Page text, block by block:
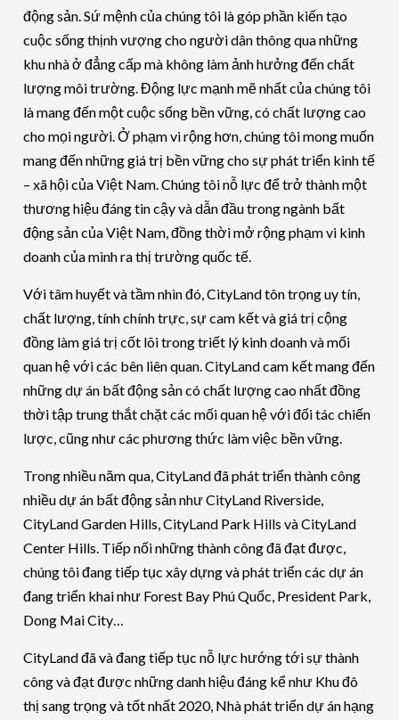
động sản. Sứ mệnh của chúng tôi là góp phần kiến tạo
cuộc sống thịnh vượng cho người dân thông qua những
khu nhà ở đẳng cấp mà không làm ảnh hưởng đến chất
lượng môi trường. Động lực mạnh mẽ nhất của chúng tôi
là mang đến một cuộc sống bền vững, có chất lượng cao
cho mọi người. Ở phạm vi rộng hơn, chúng tôi mong muốn
mang đến những giá trị bền vững cho sự phát triển kinh tế
– xã hội của Việt Nam. Chúng tôi nỗ lực để trở thành một
thương hiệu đáng tin cậy và dẫn đầu trong ngành bất
động sản của Việt Nam, đồng thời mở rộng phạm vi kinh
doanh của mình ra thị trường quốc tế.
Với tâm huyết và tầm nhìn đó, CityLand tôn trọng uy tín,
chất lượng, tính chính trực, sự cam kết và giá trị cộng
đồng làm giá trị cốt lõi trong triết lý kinh doanh và mối
quan hệ với các bên liên quan. CityLand cam kết mang đến
những dự án bất động sản có chất lượng cao nhất đồng
thời tập trung thắt chặt các mối quan hệ với đối tác chiến
lược, cũng như các phương thức làm việc bền vững.
Trong nhiều năm qua, CityLand đã phát triển thành công
nhiều dự án bất động sản như CityLand Riverside,
CityLand Garden Hills, CityLand Park Hills và CityLand
Center Hills. Tiếp nối những thành công đã đạt được,
chúng tôi đang tiếp tục xây dựng và phát triển các dự án
đang triển khai như Forest Bay Phú Quốc, President Park,
Dong Mai City…
CityLand đã và đang tiếp tục nỗ lực hướng tới sự thành
công và đạt được những danh hiệu đáng kể như Khu đô
thị sang trọng và tốt nhất 2020, Nhà phát triển dự án hạng